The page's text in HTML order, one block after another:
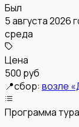
Был
5 августа 2026
среда
Цена
500 руб
📍сбор: возле
Программа тура